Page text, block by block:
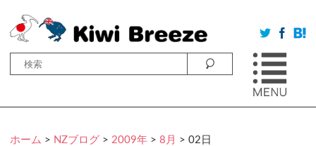
ホーム > NZブログ > 2009年 > 8月 > 02日